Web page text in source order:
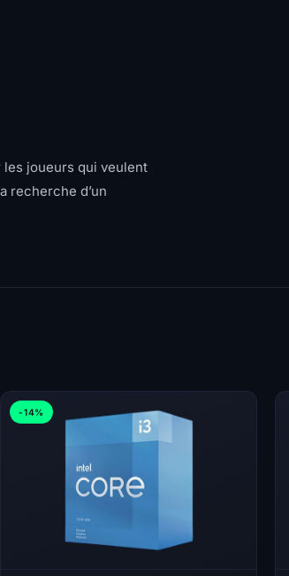
joueurs qui veulent
recherche d’un
-14%